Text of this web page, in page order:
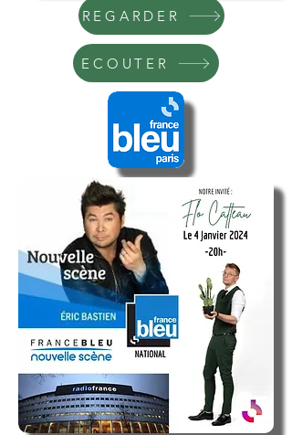
REGARDER
ECOUTER